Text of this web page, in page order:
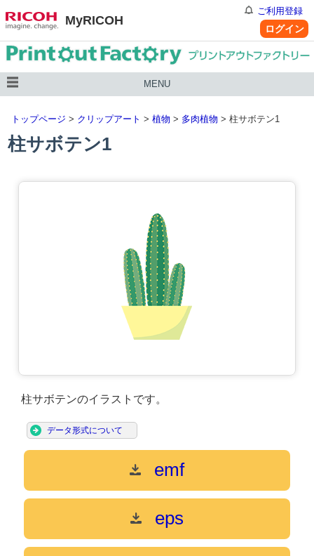
MyRICOH
ご利用登録
ログイン
MENU
トップページ > クリップアート > 植物 > 多肉植物 > 柱サボテン1
柱サボテン1
柱サボテンのイラストです。
データ形式について
emf
eps